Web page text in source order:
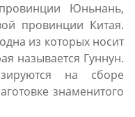
Юньнань,
провинции Китая.
из которых носит
называется Гуннун.
на сборе
знаменитого